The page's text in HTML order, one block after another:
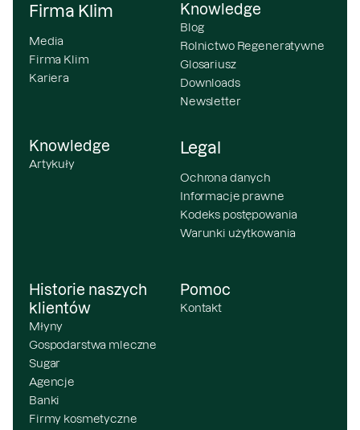
Firma Klim
Media
Firma Klim
Kariera
Knowledge
Blog
Rolnictwo Regeneratywne
Glosariusz
Downloads
Newsletter
Knowledge
Artykuły
Legal
Ochrona danych
Informacje prawne
Kodeks postępowania
Warunki użytkowania
Historie naszych
klientów
Młyny
Gospodarstwa mleczne
Sugar
Agencje
Banki
Firmy kosmetyczne
Pomoc
Kontakt